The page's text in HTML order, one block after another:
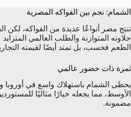
الشمام: نجم بين الفواكه المصرية
تنتج مصر أنواعًا عديدة من الفواكه،
حلاوته المتوازنة والطلب العالمي
الطعم فحسب، بل تمتد أيضًا لقيمته
ثمرة ذات حضور عالمي
يحظى الشمام باستهلاك واسع في أوروبا
الأوسط، مما يجعله خيارًا مثاليًا
مضمونة.